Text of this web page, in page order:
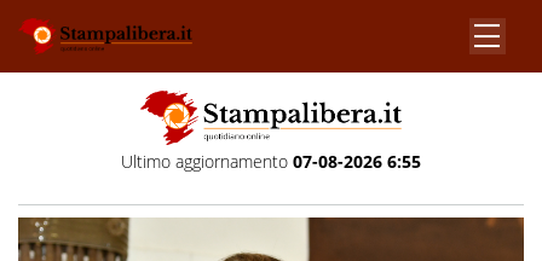
Ultimo aggiornamento 07-08-2026 6:55